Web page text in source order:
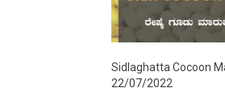
Sidlaghatta Cocoon
22/07/2022